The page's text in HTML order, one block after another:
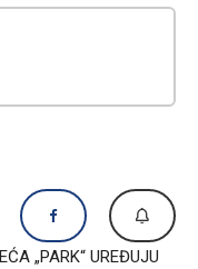
„PARK“ UREĐUJU